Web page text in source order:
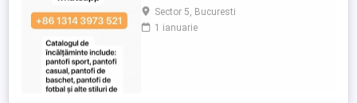
contacta și prin WhatsApp (+86)(1314)
(3973)(521) pentru o reducere de 5-10
USD. De asemenea, vindem: încălțăminte,
Sector 5, Bucuresti
1 ianuarie